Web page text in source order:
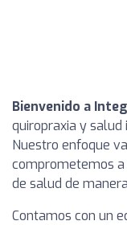
Bienvenido a
quiropraxia y salud
Nuestro enfoque
comprometemos
de salud de
Contamos con un